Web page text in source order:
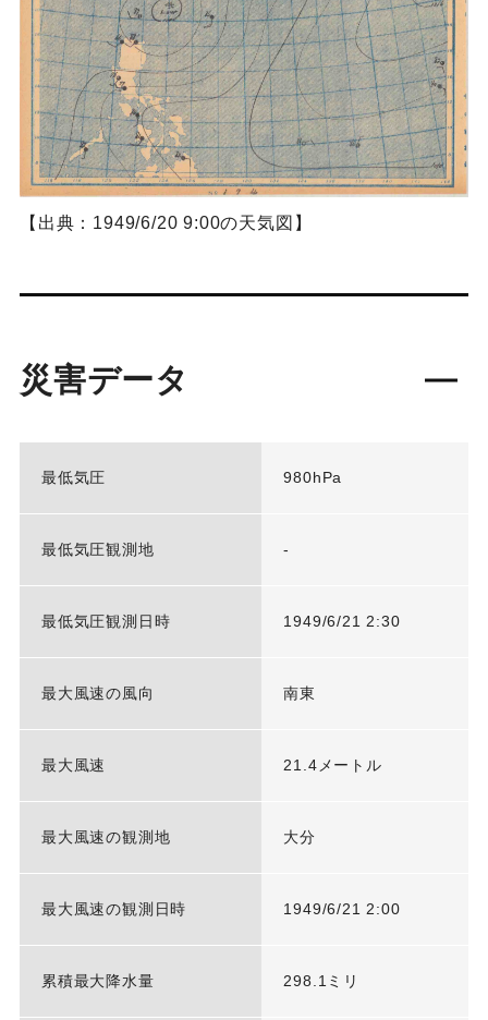
【出典：1949/6/20 9:00の天気図】
災害データ
最低気圧 980hPa
最低気圧観測地 -
最低気圧観測日時 1949/6/21 2:30
最大風速の風向 南東
最大風速 21.4メートル
最大風速の観測地 大分
最大風速の観測日時 1949/6/21 2:00
累積最大降水量 298.1ミリ